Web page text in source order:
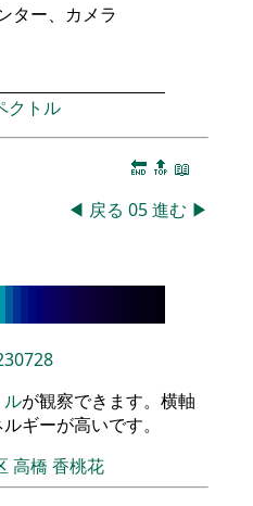
ター、カメラ
クトル
🔚 🔝 📖
◀ 戻る 05進む ▶
ルが観察できます。横軸
ギーが高いです。
高橋 香桃花